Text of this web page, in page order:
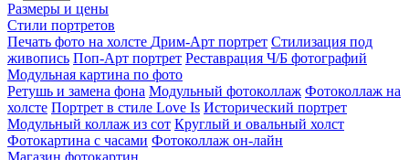
Размеры и цены
Стили портретов
Печать фото на холсте Дрим-Арт портрет Стилизация под
живопись Поп-Арт портрет Реставрация Ч/Б фотографий
Модульная картина по фото
Ретушь и замена фона Модульный фотоколлаж Фотоколлаж на
холсте Портрет в стиле Love Is Исторический портрет
Модульный коллаж из сот Круглый и овальный холст
Фотокартина с часами Фотоколлаж он-лайн
Магазин фотокартин